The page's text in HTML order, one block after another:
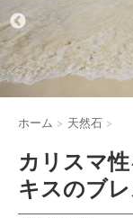
ホーム > 天然石 >
カリスマ
キスのブ